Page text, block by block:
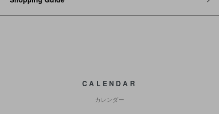
CALENDAR
カレンダー